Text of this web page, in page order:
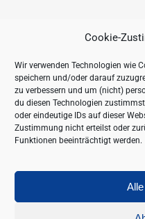
Cookie-
Wir verwenden Technologien wie
speichern und/oder darauf
zu verbessern und um (nicht)
du diesen Technologien
oder eindeutige IDs auf dieser
Zustimmung nicht erteilst oder
Funktionen beeinträchtigt werden.
New
Mo. - Fr.